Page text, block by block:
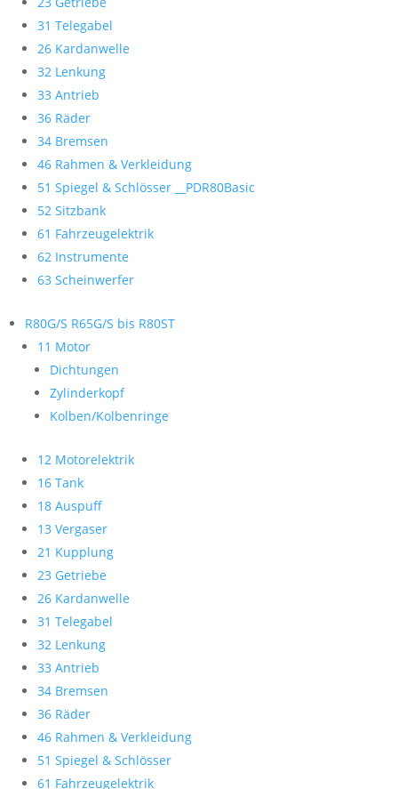
31 Telegabel
26 Kardanwelle
32 Lenkung
33 Antrieb
36 Räder
34 Bremsen
46 Rahmen & Verkleidung
51 Spiegel & Schlösser __PDR80Basic
52 Sitzbank
61 Fahrzeugelektrik
62 Instrumente
63 Scheinwerfer
R80G/S R65G/S bis R80ST
11 Motor
Dichtungen
Zylinderkopf
Kolben/Kolbenringe
12 Motorelektrik
16 Tank
18 Auspuff
13 Vergaser
21 Kupplung
23 Getriebe
26 Kardanwelle
31 Telegabel
32 Lenkung
33 Antrieb
34 Bremsen
36 Räder
46 Rahmen & Verkleidung
51 Spiegel & Schlösser
61 Fahrzeugelektrik